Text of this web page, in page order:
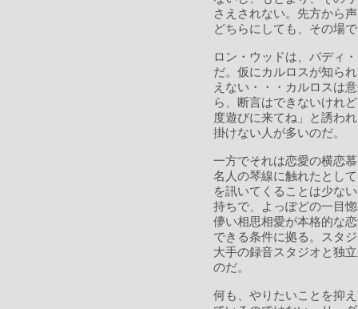
さえされない。先方から
どちらにしても、その場
ロン・ウッドは、バディ
だ。仮にカルロスが知ら
えない・・・カルロスは
ら、断言はできないけれ
度遊びに来てね」と誘わ
掛けない人が多いのだ。
一方でそれは恋愛の横恋
名人の琴線に触れたとし
を訊いてくることは少な
持ちで、よっぽどの一目
儚い相思相愛が本格的な
できる条件に拠る。スタ
大手の録音スタジオと独
のだ。
何も、やりたいことを抑